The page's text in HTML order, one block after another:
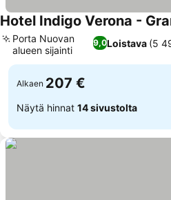
Hotel Indigo Verona -
9,0Loistava (5
Porta Nuovan
alueen sijainti
Alkaen 207 €
Näytä hinnat 14 sivustolta